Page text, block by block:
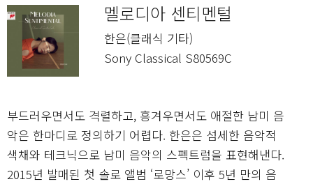
멜로디아 센티멘털
한은(클래식 기타)
Sony Classical S80569C
부드러우면서도 격렬하고, 흥겨우면서도 애절한 남미 음
악은 한마디로 정의하기 어렵다. 한은은 섬세한 음악적
색채와 테크닉으로 남미 음악의 스펙트럼을 표현해낸다.
2015년 발매된 첫 솔로 앨범 ‘로망스’ 이후 5년 만의 음